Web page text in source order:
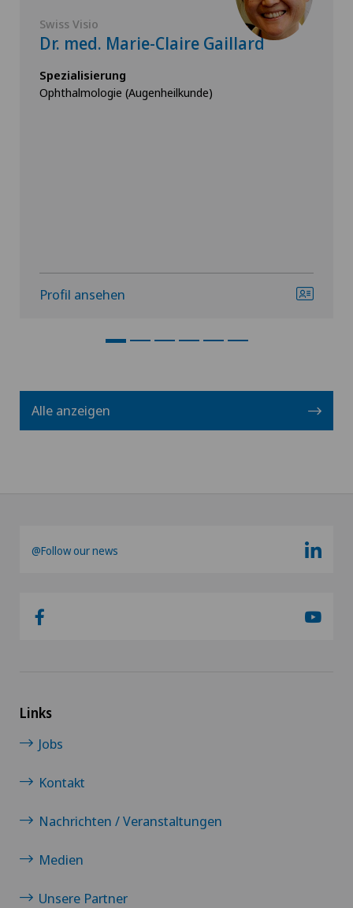
Swiss Visio
Dr. med. Marie-Claire Gaillard
Spezialisierung
Ophthalmologie (Augenheilkunde)
Profil ansehen
Alle anzeigen
@Follow our news
Links
Jobs
Kontakt
Nachrichten / Veranstaltungen
Medien
Unsere Partner